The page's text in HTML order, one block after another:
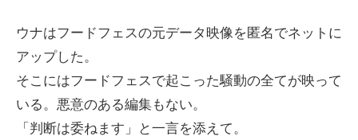
ウナはフードフェスの元データ映像を匿名でネットに
アップした。
そこにはフードフェスで起こった騒動の全てが映って
いる。悪意のある編集もない。
「判断は委ねます」と一言を添えて。